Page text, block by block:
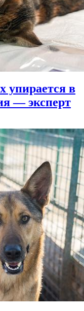
упирается в
— эксперт